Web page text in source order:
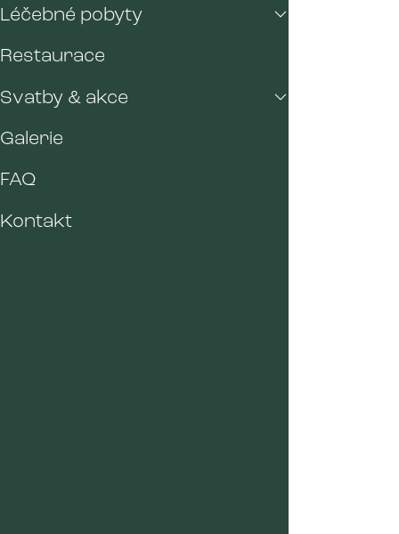
Léčebné pobyty
Restaurace
Svatby & akce
Galerie
FAQ
Kontakt